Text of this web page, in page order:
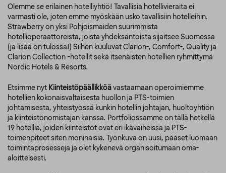
Olemme se erilainen hotelliyhtiö! Tavallisia hotellivieraita ei
varmasti ole, joten emme myöskään usko tavallisiin hotelleihin.
Strawberry on yksi Pohjoismaiden suurimmista
hotellioperaattoreista, joista yhdeksäntoista sijaitsee Suomessa
(ja lisää on tulossa!) Siihen kuuluvat Clarion-, Comfort-, Quality ja
Clarion Collection -hotellit sekä itsenäisten hotellien ryhmittymä
Nordic Hotels & Resorts.
Etsimme nyt Kiinteistöpäällikköävastaamaan operoimiemme
hotellien kokonaisvaltaisesta huollon ja PTS-toimien
johtamisesta, yhteistyössä kunkin hotellin johtajan, huoltoyhtiön
ja kiinteistönomistajan kanssa. Portfoliossamme on tällä hetkellä
19 hotellia, joiden kiinteistöt ovat eri ikävaiheissa ja PTS-
toimenpiteet siten moninaisia. Työnkuva on uusi, pääset luomaan
toimintaprosesseja ja olet kykenevä organisoitumaan oma-
aloitteisesti.